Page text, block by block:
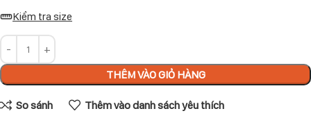
Kiểm tra size
THÊM VÀO GIỎ HÀNG
So sánh Thêm vào danh sách yêu thích